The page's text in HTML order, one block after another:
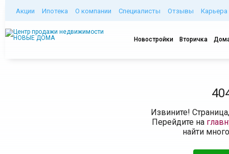
Акции Ипотека О компании Специалисты Отзывы Карьера
Новостройки Вторичка
Извините!
Перейдите на
найти